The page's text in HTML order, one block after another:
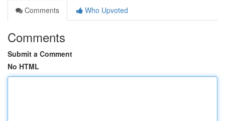
Comments
Who Upvoted
Comments
Submit a Comment
No HTML